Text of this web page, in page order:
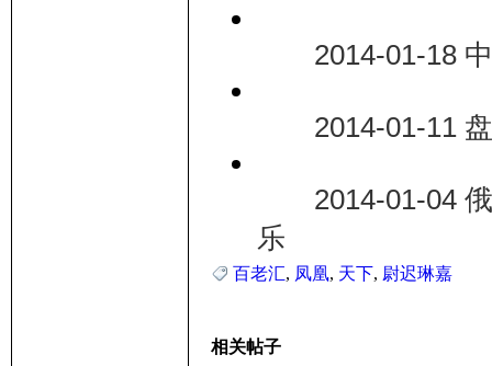
2014-01-18 中
2014-01-11 盘
2014-01-04 俄
乐
百老汇, 凤凰, 天下, 尉迟琳嘉
相关帖子